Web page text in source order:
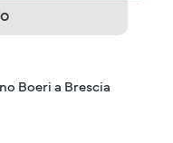
Boeri a Brescia